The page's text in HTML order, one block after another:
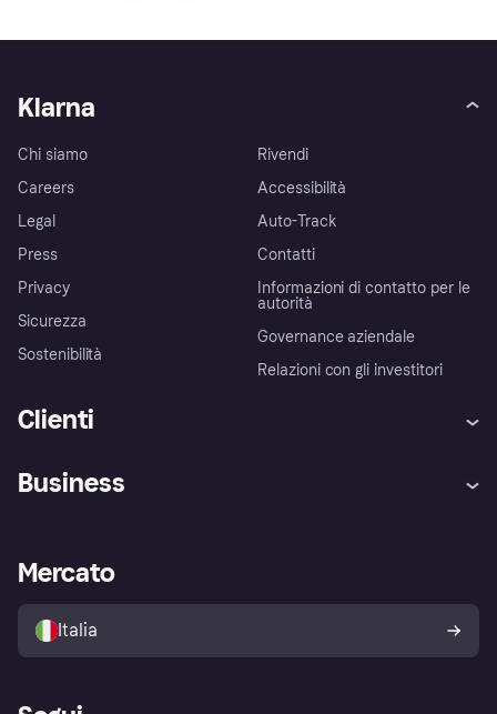
Klarna
Chi siamo
Careers
Legal
Press
Privacy
Sicurezza
Sostenibilità
Rivendi
Accessibilità
Auto-Track
Contatti
Informazioni di contatto per le
autorità
Governance aziendale
Relazioni con gli investitori
Clienti
Assistenza
Esplora i negozi
Politica di protezione
dell'acquirente Klarna
Business
Accesso aziende
Mercato
Italia